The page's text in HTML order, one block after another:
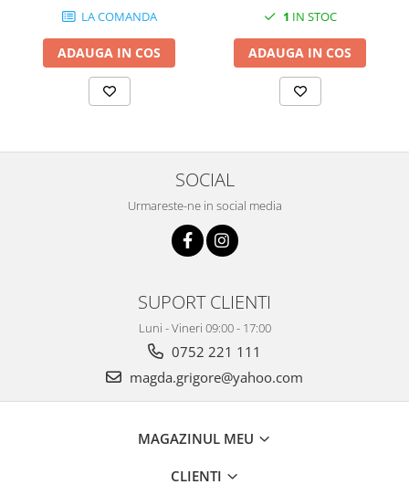
LA COMANDA
ADAUGA IN COS
1 IN STOC
ADAUGA IN COS
SOCIAL
Urmareste-ne in social media
SUPORT CLIENTI
Luni - Vineri 09:00 - 17:00
0752 221 111
magda.grigore@yahoo.com
MAGAZINUL MEU
CLIENTI